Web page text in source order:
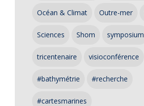
Océan & Climat Outre-mer
Sciences Shom symposium
tricentenaire visioconférence
#bathymétrie #recherche
#cartesmarines